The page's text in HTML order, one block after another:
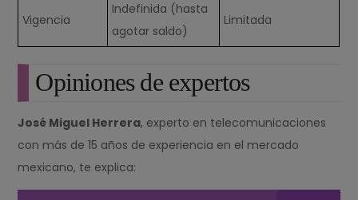
Vigencia
Indefinida (hasta
agotar saldo)
Limitada
Opiniones de expertos
José Miguel Herrera, experto en telecomunicaciones
con más de 15 años de experiencia en el mercado
mexicano, te explica: